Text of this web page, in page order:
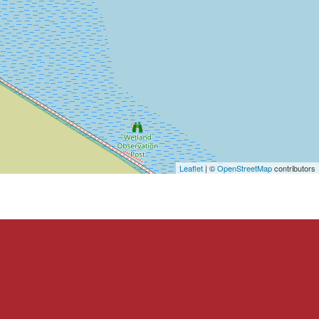
Leaflet| ©OpenStreetMapcontributors